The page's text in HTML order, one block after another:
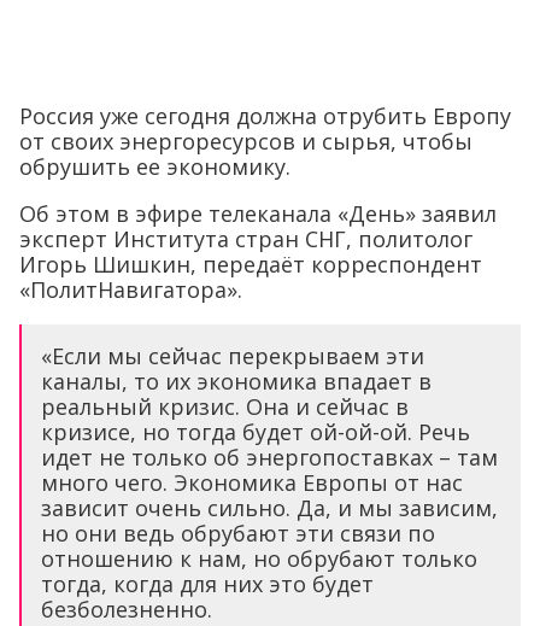
Россия уже сегодня должна отрубить Европу
от своих энергоресурсов и сырья, чтобы
обрушить ее экономику.
Об этом в эфире телеканала «День» заявил
эксперт Института стран СНГ, политолог
Игорь Шишкин, передаёт корреспондент
«ПолитНавигатора».
«Если мы сейчас перекрываем эти
каналы, то их экономика впадает в
реальный кризис. Она и сейчас в
кризисе, но тогда будет ой-ой-ой. Речь
идет не только об энергопоставках – там
много чего. Экономика Европы от нас
зависит очень сильно. Да, и мы зависим,
но они ведь обрубают эти связи по
отношению к нам, но обрубают только
тогда, когда для них это будет
безболезненно.